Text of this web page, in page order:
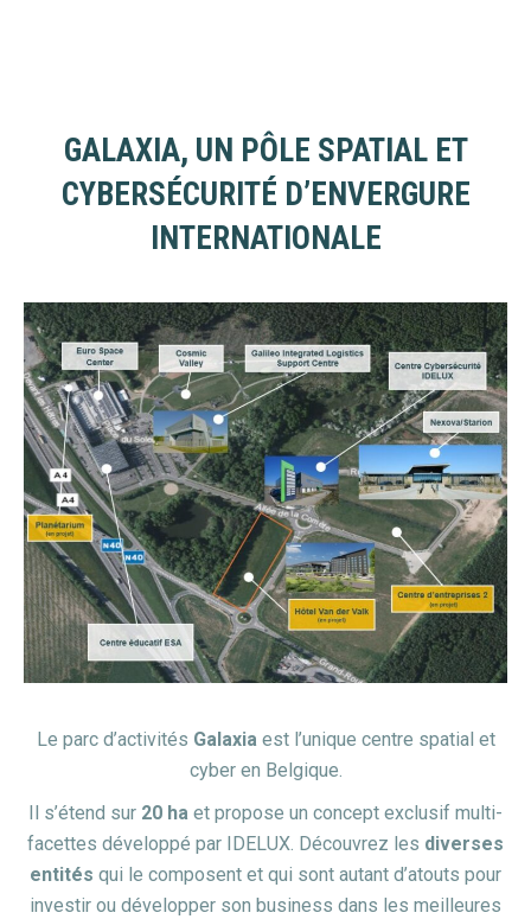
GALAXIA, UN PÔLE SPATIAL ET
CYBERSÉCURITÉ D’ENVERGURE
INTERNATIONALE
Le parc d’activités Galaxiaest l’unique centre spatial et
cyber en Belgique.
Il s’étend sur 20 ha et propose un concept exclusif multi-
facettes développé par IDELUX. Découvrez les diverses
entités qui le composent et qui sont autant d’atouts pour
investir ou développer son business dans les meilleures